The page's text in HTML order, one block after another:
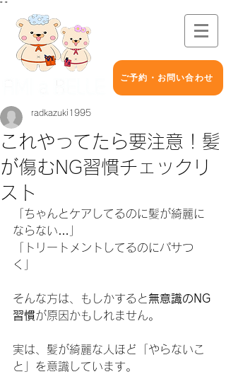
" "
ご予約・お問い合わせ
これやってたら要注意！髪
が傷むNG習慣チェックリ
スト
radkazuki1995
「ちゃんとケアしてるのに髪が綺麗に
ならない…」
「トリートメントしてるのにパサつ
く」
そんな方は、もしかすると 無意識のNG
習慣が原因かもしれません。
実は、髪が綺麗な人ほど「やらないこ
と」を意識しています。